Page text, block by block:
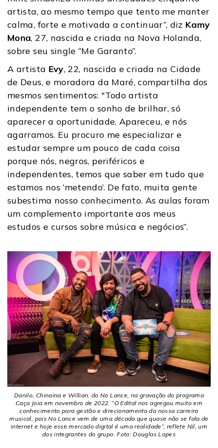
artista, ao mesmo tempo que tento me manter
calma, forte e motivada a continuar”, diz Kamy
Mona, 27, nascida e criada na Nova Holanda,
sobre seu single “Me Garanto”.
A artista Evy, 22, nascida e criada na Cidade
de Deus, e moradora da Maré, compartilha dos
mesmos sentimentos: "Todo artista
independente tem o sonho de brilhar, só
aparecer a oportunidade. Apareceu, e nós
agarramos. Eu procuro me especializar e
estudar sempre um pouco de cada coisa
porque nós, negros, periféricos e
independentes, temos que saber em tudo que
estamos nos ‘metendo’. De fato, muita gente
subestima nosso conhecimento. As aulas foram
um complemento importante aos meus
estudos e cursos sobre música e negócios”.
Danilo, Chinaina e Willian, do No Lance, na gravação do programa
Caça Joia em novembro de 2022. “O Edital nos agregou muito em
conhecimento para gestão e direcionamento da nossa carreira
musical, pois No Lance vem de uma década que quase não se fala de
internet e hoje esse mercado digital é uma realidade”, reflete Nil, um
dos integrantes do grupo. Foto: Douglas Lopes